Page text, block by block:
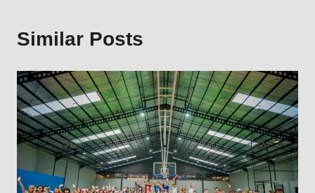
Similar Posts